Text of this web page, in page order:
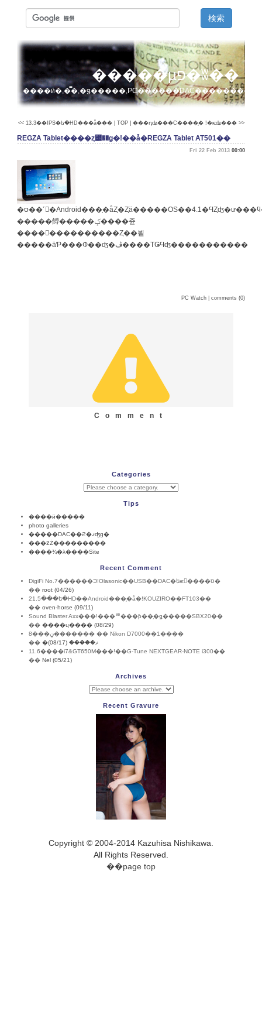
�����µפ�ʬ��
<< 13.3��IPS�ե�HD���å���| TOP| ���դʥ���С����֥� !�ѥʥ��� >>
REGZA Tablet����ȥ꡼��ǥ�!��ǡ�REGZA Tablet AT501��
Fri 22 Feb 2013 00:00
�ס��˹񻺤�Android���֥�åȤ�Ȥä�����OS��4.1�ϤȤʤ�ư���ϥ��ࡼ����HDMI���Ϥ�̵���ʳ�������ȸ��äƷ����⸫
�����餺�����ݤ����쥰
����󥯡����������Ȥ��뵡
�����äƤ���Ф��ʤ�ڤ����ΤǤϤʤ�����������
PC Watch comments (0)
Comment
Categories
Tips
����ӥ�����
photo galleries
�����DAC��ϩ�ޤʤɡ�
���ƻŻ���������
����¾�λ����Site
Recent Comment
DigiFi No.7������Ͽ!Olasonic��USB��DAC�եѥ����ס�
�� root (04/26)
21.5���ե�HD��Android���֥�å�!KOUZIRO��FT103��
�� oven-horse (09/11)
Sound Blaster Axx���!���ꥨ���ƥ��֥�ǥ�����SBX20��
�� ����ɥ���� (08/29)
8���ڼ������� �� Nikon D7000��1����
��
�ޥ����� (08/17)
11.6����i7&GT650M���!��G-Tune NEXTGEAR-NOTE i300��
�� Nel (05/21)
Archives
Recent Gravure
Copyright © 2004-2014 Kazuhisa Nishikawa.
All Rights Reserved.
��page top